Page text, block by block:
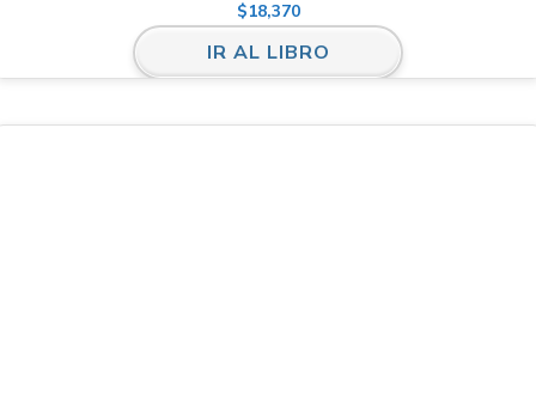
$18,370
IR AL LIBRO